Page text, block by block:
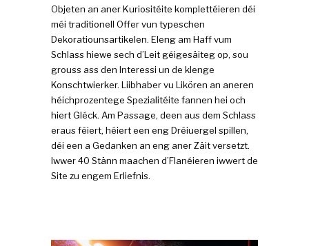
Objeten an aner Kuriositéite komplettéieren déi
méi traditionell Offer vun typeschen
Dekoratiounsartikelen. Eleng am Haff vum
Schlass hiewe sech d’Leit géigesäiteg op, sou
grouss ass den Interessi un de klenge
Konschtwierker. Liibhaber vu Likören an aneren
héichprozentege Spezialitéite fannen hei och
hiert Gléck. Am Passage, deen aus dem Schlass
eraus féiert, héiert een eng Dréiuergel spillen,
déi een a Gedanken an eng aner Zäit versetzt.
Iwwer 40 Stänn maachen d’Flanéieren iwwert de
Site zu engem Erliefnis.